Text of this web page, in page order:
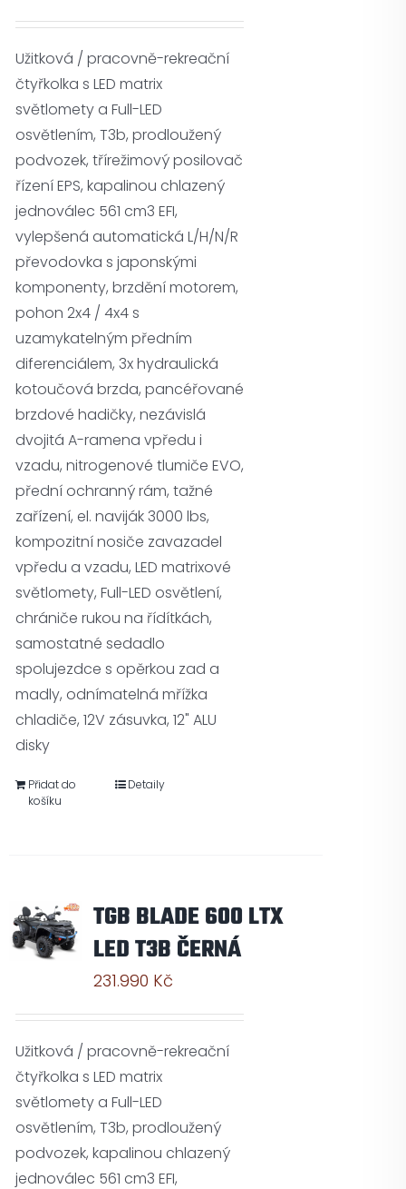
Užitková / pracovně-rekreační
čtyřkolka s LED matrix
světlomety a Full-LED
osvětlením, T3b, prodloužený
podvozek, třírežimový posilovač
řízení EPS, kapalinou chlazený
jednoválec 561 cm3 EFI,
vylepšená automatická L/H/N/R
převodovka s japonskými
komponenty, brzdění motorem,
pohon 2x4 / 4x4 s
uzamykatelným předním
diferenciálem, 3x hydraulická
kotoučová brzda, pancéřované
brzdové hadičky, nezávislá
dvojitá A-ramena vpředu i
vzadu, nitrogenové tlumiče EVO,
přední ochranný rám, tažné
zařízení, el. naviják 3000 lbs,
kompozitní nosiče zavazadel
vpředu a vzadu, LED matrixové
světlomety, Full-LED osvětlení,
chrániče rukou na řídítkách,
samostatné sedadlo
spolujezdce s opěrkou zad a
madly, odnímatelná mřížka
chladiče, 12V zásuvka, 12" ALU
disky
Přidat do
košíku
Detaily
TGB BLADE 600 LTX
LED T3B ČERNÁ
231.990 Kč
Užitková / pracovně-rekreační
čtyřkolka s LED matrix
světlomety a Full-LED
osvětlením, T3b, prodloužený
podvozek, kapalinou chlazený
jednoválec 561 cm3 EFI,